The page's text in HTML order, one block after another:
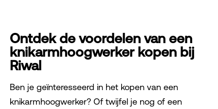
Ontdek de voordelen van een
knikarmhoogwerker kopen bij
Riwal
Ben je geïnteresseerd in het kopen van een
knikarmhoogwerker? Of twijfel je nog of een